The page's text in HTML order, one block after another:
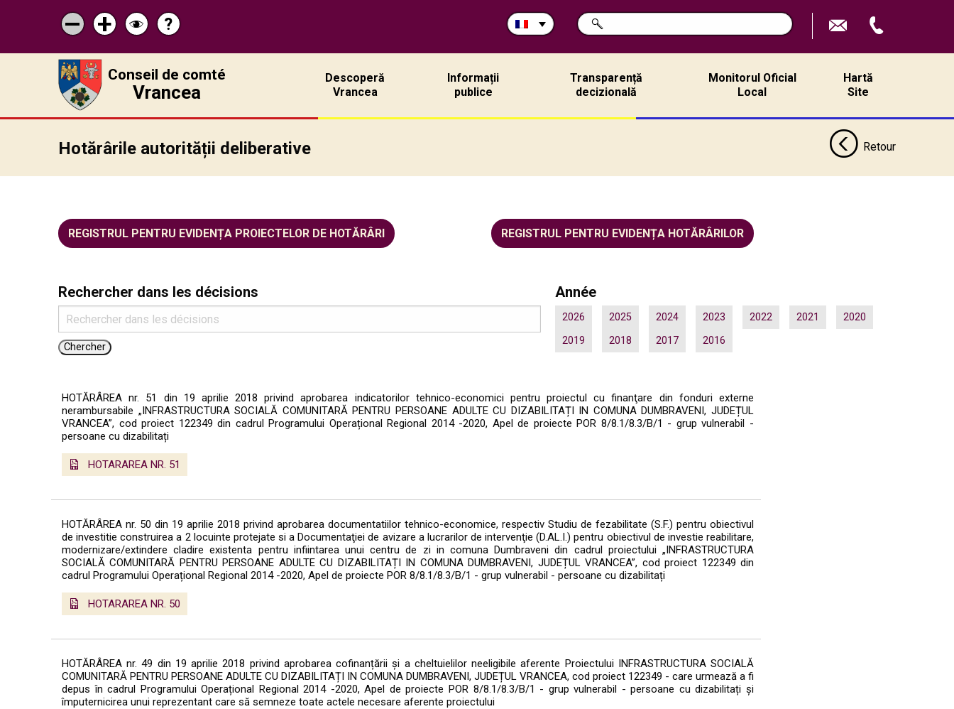
Micșorează
scrisul
Mărește
scrisul
Schimbă
contrastul
Pagina
de
ajutor
?
Rechercher
sur
CHERCHER
Conseil de comté
Vrancea
Descoperă
Vrancea
Informații
publice
Transparență
decizională
Monitorul Oficial
Local
Hartă
Site
Hotărârile autorității deliberative Retour
REGISTRUL PENTRU EVIDENȚA PROIECTELOR DE HOTĂRÂRI REGISTRUL PENTRU EVIDENȚA HOTĂRÂRILOR
Rechercher dans les décisions Année
2026 2025 2024 2023 2022 2021
2020
2019
2018 2017 2016
HOTĂRÂREA nr. 51 din 19 aprilie 2018 privind aprobarea indicatorilor tehnico-economici pentru proiectul cu finanţare din fonduri externe
nerambursabile „INFRASTRUCTURA SOCIALĂ COMUNITARĂ PENTRU PERSOANE ADULTE CU DIZABILITAȚI IN COMUNA DUMBRAVENI, JUDEȚUL
VRANCEA”, cod proiect 122349 din cadrul Programului Operațional Regional 2014 -2020, Apel de proiecte POR 8/8.1/8.3/B/1 - grup vulnerabil -
persoane cu dizabilitați
HOTARAREA NR. 51
HOTĂRÂREA nr. 50 din 19 aprilie 2018 privind aprobarea documentatiilor tehnico-economice, respectiv Studiu de fezabilitate (S.F.) pentru obiectivul
de investitie construirea a 2 locuinte protejate si a Documentaţiei de avizare a lucrarilor de intervenţie (D.AL.I.) pentru obiectivul de investie reabilitare,
modernizare/extindere cladire existenta pentru infiintarea unui centru de zi in comuna Dumbraveni din cadrul proiectului „INFRASTRUCTURA
SOCIALĂ COMUNITARĂ PENTRU PERSOANE ADULTE CU DIZABILITAȚI IN COMUNA DUMBRAVENI, JUDEȚUL VRANCEA”, cod proiect 122349 din
cadrul Programului Operațional Regional 2014 -2020, Apel de proiecte POR 8/8.1/8.3/B/1 - grup vulnerabil - persoane cu dizabilitați
HOTARAREA NR. 50
HOTĂRÂREA nr. 49 din 19 aprilie 2018 privind aprobarea cofinanțării și a cheltuielilor neeligibile aferente Proiectului INFRASTRUCTURA SOCIALĂ
COMUNITARĂ PENTRU PERSOANE ADULTE CU DIZABILITAȚI IN COMUNA DUMBRAVENI, JUDEȚUL VRANCEA, cod proiect 122349 - care urmează a fi
depus în cadrul Programului Operațional Regional 2014 -2020, Apel de proiecte POR 8/8.1/8.3/B/1 - grup vulnerabil - persoane cu dizabilitați și
împuternicirea unui reprezentant care să semneze toate actele necesare aferente proiectului